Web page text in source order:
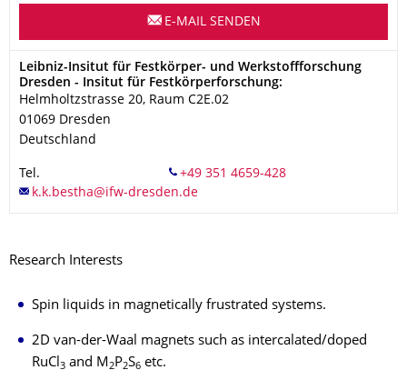
E-MAIL SENDEN
Adresse
Leibniz-Insitut für Festkörper- und Werkstoffforschung
Dresden - Insitut für Festkörperforschung:
Helmholtzstrasse 20, Raum C2E.02
01069 Dresden
Deutschland
Tel.
Research Interests
Spin liquids in magnetically frustrated systems.
2D van-der-Waal magnets such as intercalated/doped
RuCl3 and M2P2S6 etc.